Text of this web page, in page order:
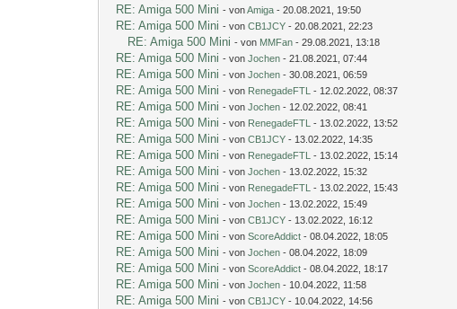
RE: Amiga 500 Mini - vonAmiga - 20.08.2021, 19:50
RE: Amiga 500 Mini - vonCB1JCY - 20.08.2021, 22:23
RE: Amiga 500 Mini - von MMFan - 29.08.2021, 13:18
RE: Amiga 500 Mini - vonJochen - 21.08.2021, 07:44
RE: Amiga 500 Mini - vonJochen - 30.08.2021, 06:59
RE: Amiga 500 Mini - von RenegadeFTL - 12.02.2022, 08:37
RE: Amiga 500 Mini - vonJochen - 12.02.2022, 08:41
RE: Amiga 500 Mini - von RenegadeFTL - 13.02.2022, 13:52
RE: Amiga 500 Mini - vonCB1JCY - 13.02.2022, 14:35
RE: Amiga 500 Mini - von RenegadeFTL - 13.02.2022, 15:14
RE: Amiga 500 Mini - vonJochen - 13.02.2022, 15:32
RE: Amiga 500 Mini - von RenegadeFTL - 13.02.2022, 15:43
RE: Amiga 500 Mini - vonJochen - 13.02.2022, 15:49
RE: Amiga 500 Mini - vonCB1JCY - 13.02.2022, 16:12
RE: Amiga 500 Mini - vonScoreAddict - 08.04.2022, 18:05
RE: Amiga 500 Mini - vonJochen - 08.04.2022, 18:09
RE: Amiga 500 Mini - vonScoreAddict - 08.04.2022, 18:17
RE: Amiga 500 Mini - vonJochen - 10.04.2022, 11:58
RE: Amiga 500 Mini - vonCB1JCY - 10.04.2022, 14:56